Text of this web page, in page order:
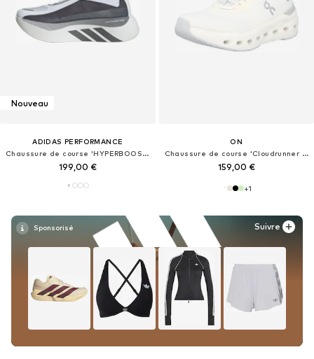
Nouveau
ADIDAS PERFORMANCE
Chaussure de course 'HYPERBOOST EDGE'
199,00 €
Suivre
ON
Chaussure de course 'Cloudrunner 3'
159,00 €
+1